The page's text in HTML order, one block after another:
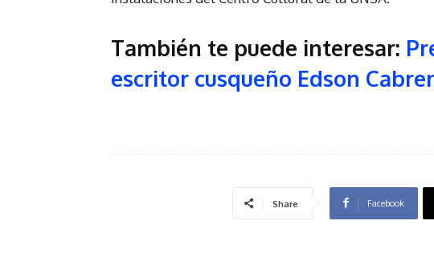
También te puede interesar:
escritor cusqueño Edson
Share Facebook